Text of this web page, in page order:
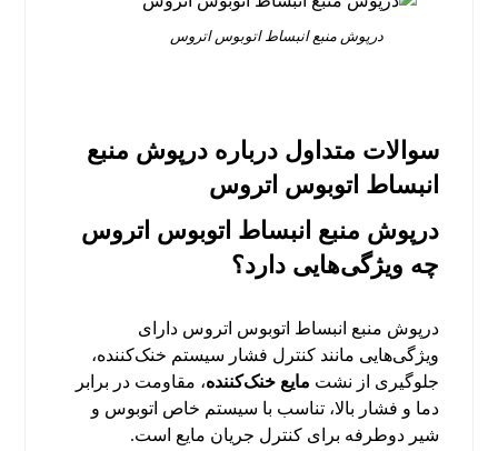
درپوش منبع انبساط اتوبوس اتروس
سوالات متداول درباره درپوش منبع
انبساط اتوبوس اتروس
درپوش منبع انبساط اتوبوس اتروس
چه ویژگی‌هایی دارد؟
درپوش منبع انبساط اتوبوس اتروس دارای
ویژگی‌هایی مانند کنترل فشار سیستم خنک‌کننده،
جلوگیری از نشت مایع خنک‌کننده، مقاومت در برابر
دما و فشار بالا، تناسب با سیستم خاص اتوبوس و
شیر دوطرفه برای کنترل جریان مایع است.